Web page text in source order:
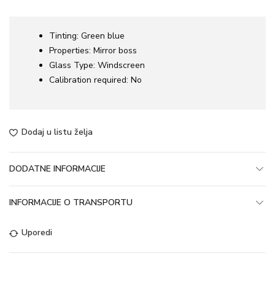
Tinting: Green blue
Properties: Mirror boss
Glass Type: Windscreen
Calibration required: No
Dodaj u listu želja
DODATNE INFORMACIJE
INFORMACIJE O TRANSPORTU
Uporedi